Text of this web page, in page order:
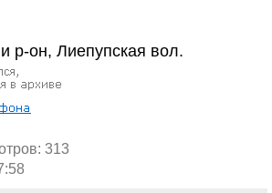
р-он, Лиепупская вол.
313